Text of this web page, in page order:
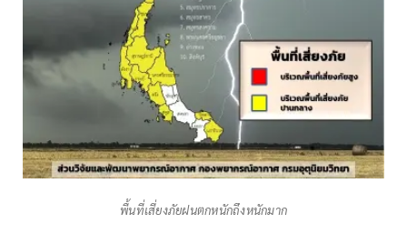
พื้นที่เสี่ยงภัยฝนตกหนักถึงหนักมาก